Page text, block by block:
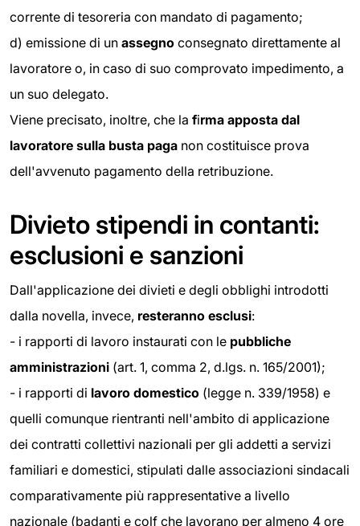
corrente di tesoreria con mandato di pagamento;
d) emissione di un assegno consegnato direttamente al
lavoratore o, in caso di suo comprovato impedimento, a
un suo delegato.
Viene precisato, inoltre, che la firma apposta dal
lavoratore sulla busta paga non costituisce prova
dell'avvenuto pagamento della retribuzione.
Divieto stipendi in contanti:
esclusioni e sanzioni
Dall'applicazione dei divieti e degli obblighi introdotti
dalla novella, invece, resteranno esclusi:
- i rapporti di lavoro instaurati con le pubbliche
amministrazioni (art. 1, comma 2, d.lgs. n. 165/2001);
- i rapporti di lavoro domestico (legge n. 339/1958) e
quelli comunque rientranti nell'ambito di applicazione
dei contratti collettivi nazionali per gli addetti a servizi
familiari e domestici, stipulati dalle associazioni sindacali
comparativamente più rappresentative a livello
nazionale (badanti e colf che lavorano per almeno 4 ore